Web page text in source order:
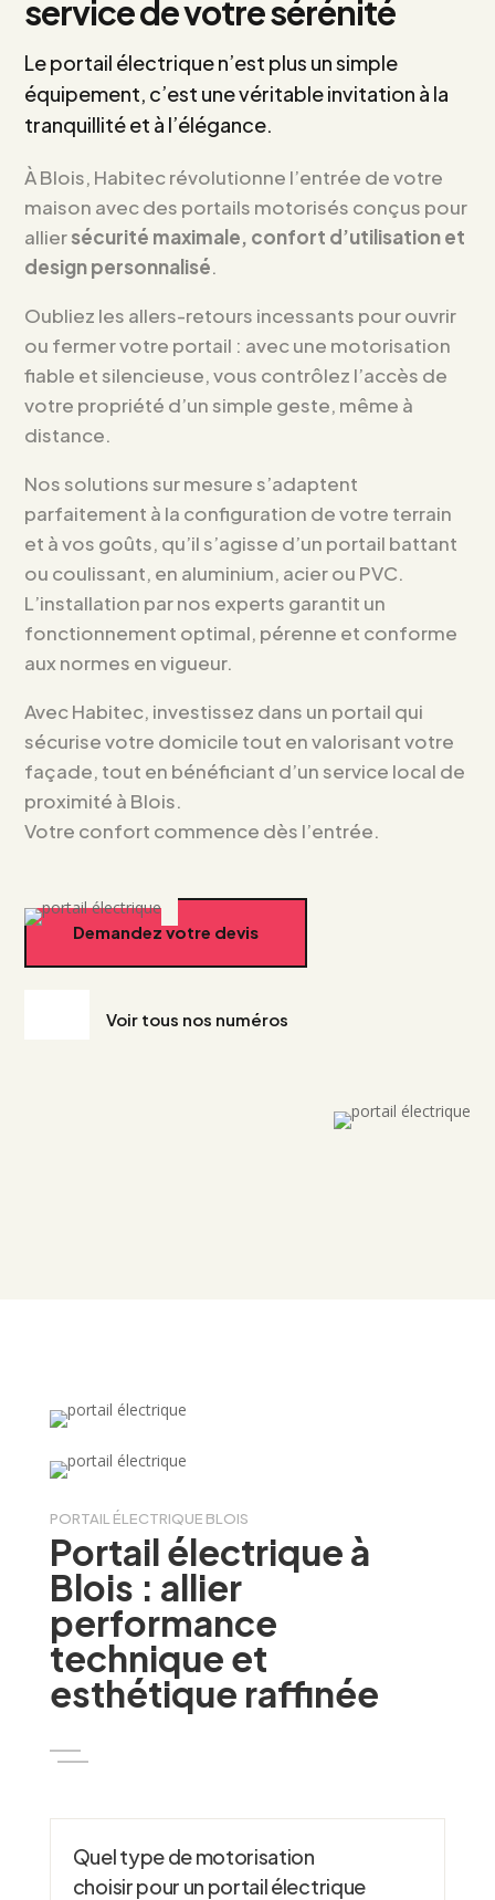
service de votre sérénité
Le portail électrique n’est plus un simple
équipement, c’est une véritable invitation à la
tranquillité et à l’élégance.
À Blois, Habitec révolutionne l’entrée de votre
maison avec des portails motorisés conçus pour
alliersécurité maximale, confort d’utilisation et
design personnalisé.
Oubliez les allers-retours incessants pour ouvrir
ou fermer votre portail : avec une motorisation
fiable et silencieuse, vous contrôlez l’accès de
votre propriété d’un simple geste, même à
distance.
Nos solutions sur mesure s’adaptent
parfaitement à la configuration de votre terrain
et à vos goûts, qu’il s’agisse d’un portail battant
ou coulissant, en aluminium, acier ou PVC.
L’installation par nos experts garantit un
fonctionnement optimal, pérenne et conforme
aux normes en vigueur.
Avec Habitec, investissez dans un portail qui
sécurise votre domicile tout en valorisant votre
façade, tout en bénéficiant d’un service local de
proximité à Blois.
Votre confort commence dès l’entrée.
Demandez votre devis
Voir tous nos numéros
PORTAIL ÉLECTRIQUE BLOIS
Portail électrique à
Blois : allier
performance
technique et
esthétique raffinée
Quel type de motorisation
choisir pour un portail électrique